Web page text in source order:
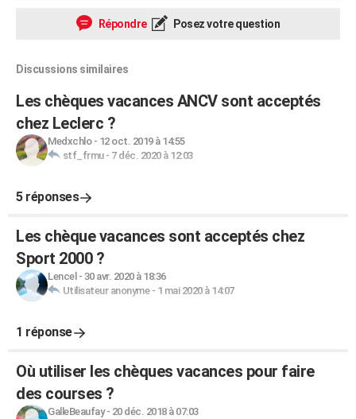
Répondre Posez votre question
Discussions similaires
Les chèques vacances ANCV sont acceptés
chez Leclerc ?
Medxchlo- 12 oct. 2019 à 14:55
stf_frmu- 7 déc. 2020 à 12:03
5 réponses
Les chèque vacances sont acceptés chez
Sport 2000 ?
Lencel - 30 avr. 2020 à 18:36
Utilisateur anonyme- 1 mai 2020 à 14:07
1 réponse
Où utiliser les chèques vacances pour faire
des courses ?
GalleBeaufay- 20 déc. 2018 à 07:03